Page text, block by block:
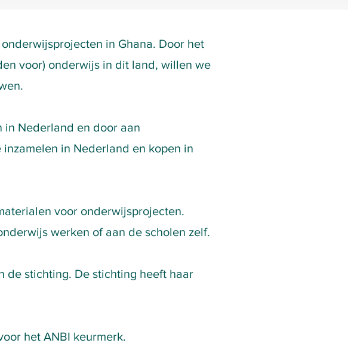
in Ghana. Door het
voor) onderwijs in dit land, willen we
Nederland en door aan
in Nederland en kopen in
voor onderwijsprojecten.
werken of aan de scholen zelf.
de stichting. De stichting heeft haar
het ANBI keurmerk.